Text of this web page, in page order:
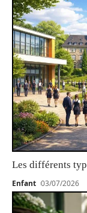
Les différents
Enfant 03/07/2026